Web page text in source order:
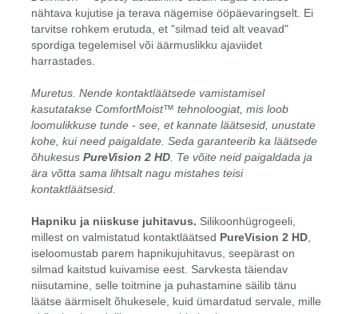
nähtava kujutise ja terava nägemise ööpäevaringselt. Ei
tarvitse rohkem erutuda, et "silmad teid alt veavad"
spordiga tegelemisel või äärmuslikku ajaviidet
harrastades.
Muretus. Nende kontaktläätsede vamistamisel
kasutatakse ComfortMoist™ tehnoloogiat, mis loob
loomulikkuse tunde - see, et kannate läätsesid, unustate
kohe, kui need paigaldate. Seda garanteerib ka läätsede
õhukesus PureVision 2 HD . Te võite neid paigaldada ja
ära võtta sama lihtsalt nagu mistahes teisi
kontaktläätsesid.
Hapniku ja niiskuse juhitavus. Silikoonhügrogeeli,
millest on valmistatud kontaktläätsed PureVision 2 HD
iseloomustab parem hapnikujuhitavus, seepärast on
silmad kaitstud kuivamise eest. Sarvkesta täiendav
niisutamine, selle toitmine ja puhastamine säilib tänu
läätse äärmiselt õhukesele, kuid ümardatud servale, mille